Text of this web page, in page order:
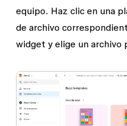
equipo. Haz clic en una
de archivo
widget y elige un archivo